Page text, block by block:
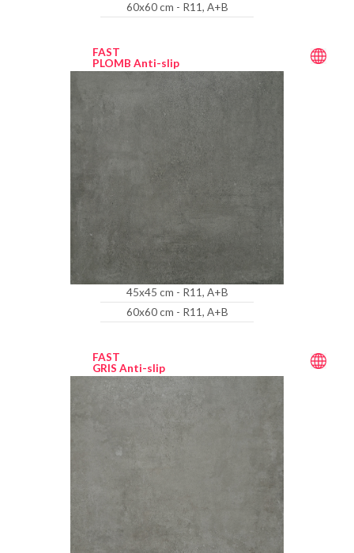
60x60 cm - R11, A+B
FAST
PLOMB Anti-slip
45x45 cm - R11, A+B
60x60 cm - R11, A+B
FAST
GRIS Anti-slip